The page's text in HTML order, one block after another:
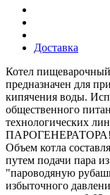
Доставка
Котел
предназначен для
кипячения воды.
общественного
технологических
ПАРОГЕНЕРАТОРА!
Объем котла
путем подачи пара
"пароводяную
избыточного